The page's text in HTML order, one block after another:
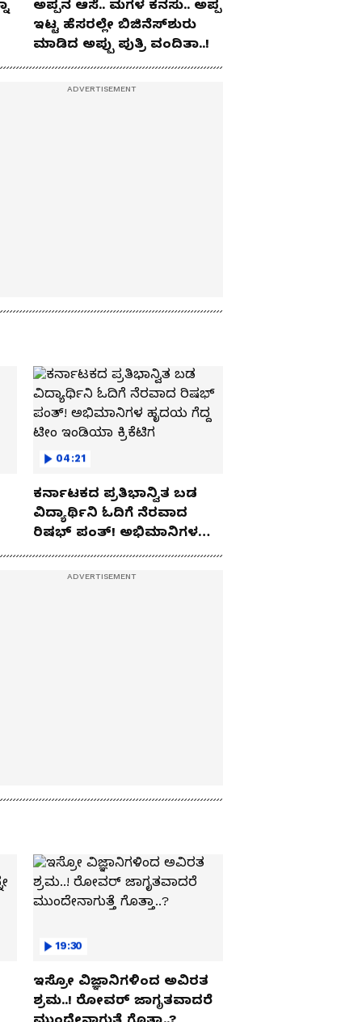
ಅಪ್ಪನ ಆಸೆ.. ಮಗಳ ಕನಸು.. ಅಪ್ಪ
ಇಟ್ಟ ಹೆಸರಲ್ಲೇ ಬಿಜಿನೆಸ್​ಶುರು
ಮಾಡಿದ ಅಪ್ಪು ಪುತ್ರಿ ವಂದಿತಾ..!
04:21
ಕರ್ನಾಟಕದ ಪ್ರತಿಭಾನ್ವಿತ ಬಡ
ವಿದ್ಯಾರ್ಥಿನಿ ಓದಿಗೆ ನೆರವಾದ
ರಿಷಭ್ ಪಂತ್! ಅಭಿಮಾನಿಗಳ
19:30
ಇಸ್ರೋ ವಿಜ್ಞಾನಿಗಳಿಂದ ಅವಿರತ
ಶ್ರಮ..! ರೋವರ್ ಜಾಗೃತವಾದರೆ